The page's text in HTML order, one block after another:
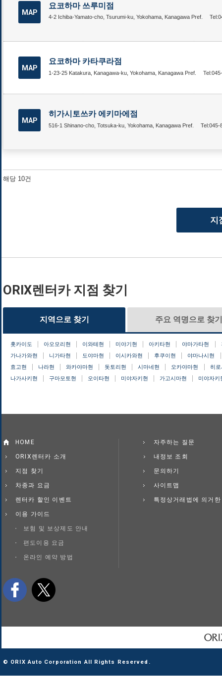
MAP
요코하마 쓰루미점
4-2 Ichiba-Yamato-cho, Tsurumi-ku, Yokohama, Kanagawa Pref.
MAP
요코하마 카타쿠라점
1-23-25 Katakura, Kanagawa-ku, Yokohama, Kanagawa Pref.
MAP
히가시토쓰카 에키마에점
516-1 Shinano-cho, Totsuka-ku, Yokohama, Kanagawa Pref. Tel:045-
해당 10건
지
ORIX렌터카 지점 찾기
지역으로 찾기 주요 역명으로 찾기
홋카이도 아오모리현 이와테현 미야기현 아키타현 야마가타현
가나가와현
니가타현 도야마현 이시카와현 후쿠이현
야마나시현
효고현
나라현 와카야마현 돗토리현 시마네현 오카야마현
히로
나가사키현
구마모토현 오이타현 미야자키현 가고시마현 미야자키
HOME
ORIX렌터카 소개
지점 찾기
차종과 요금
렌터카 할인 이벤트
이용 가이드
보험 및 보상제도 안내
편도이용 요금
온라인 예약 방법
자주하는 질문
내정보 조회
문의하기
사이트맵
특정상거래법에 의거
© ORIX Auto Corporation All Rights Reserved.